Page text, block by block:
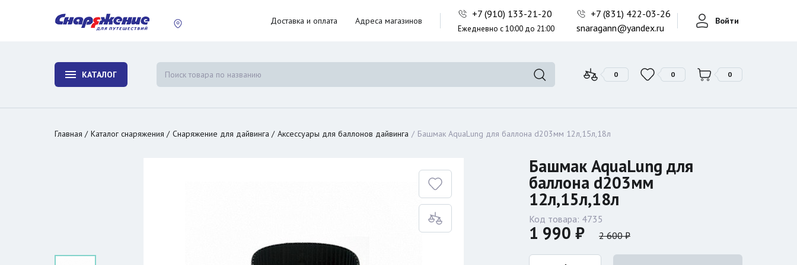
Доставка и оплата Адреса магазинов
+7 (910) 133-21-20
Ежедневно с 10:00 до 21:00
+7 (831) 422-03-26
snaragann@yandex.ru
Войти
КАТАЛОГ 0 0 0
Фонари поисковые
Фонари тактические
Главная Каталог снаряжения Снаряжение для дайвинга Аксессуары для баллонов дайвинга Башмак AquaLung для баллона d203мм 12л,15л,18л
Башмак AquaLung для
баллона d203мм
12л,15л,18л
Код товара: 4735
1 990 ₽ 2 600 ₽